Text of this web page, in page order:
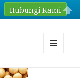
Hubungi Kami